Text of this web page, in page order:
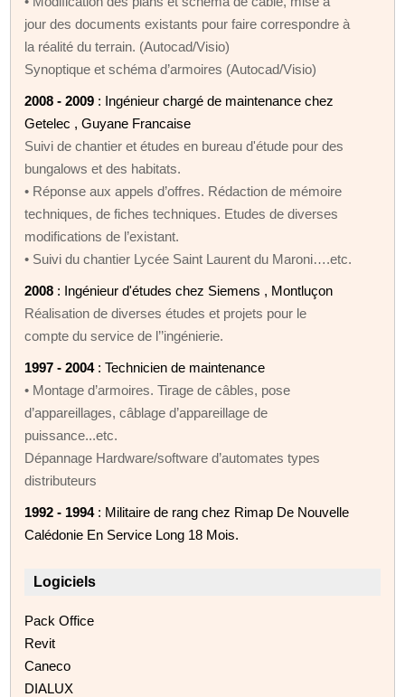
jour des documents existants pour faire correspondre à
la réalité du terrain. (Autocad/Visio)
Synoptique et schéma d’armoires (Autocad/Visio)
2008 - 2009 : Ingénieur chargé de maintenance chez
Getelec , Guyane Francaise
Suivi de chantier et études en bureau d'étude pour des
bungalows et des habitats.
• Réponse aux appels d’offres. Rédaction de mémoire
techniques, de fiches techniques. Etudes de diverses
modifications de l’existant.
• Suivi du chantier Lycée Saint Laurent du Maroni….etc.
2008 : Ingénieur d'études chez Siemens , Montluçon
Réalisation de diverses études et projets pour le
compte du service de l’’ingénierie.
1997 - 2004: Technicien de maintenance
• Montage d’armoires. Tirage de câbles, pose
d’appareillages, câblage d’appareillage de
puissance...etc.
Dépannage Hardware/software d’automates types
distributeurs
1992 - 1994: Militaire de rang chez Rimap De Nouvelle
Calédonie En Service Long 18 Mois.
Logiciels
Pack Office
Revit
Caneco
DIALUX